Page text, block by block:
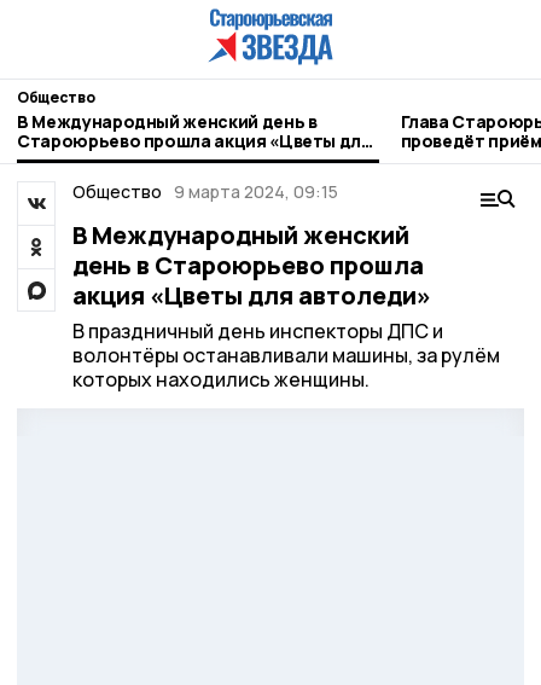
Общество
В Международный женский день в
Староюрьево прошла акция «Цветы для
автоледи»
Глава
проведёт
родных
Общество 9 марта 2024, 09:15
В Международный женский
день в Староюрьево прошла
акция «Цветы для автоледи»
В праздничный день инспекторы ДПС и
волонтёры останавливали машины, за рулём
которых находились женщины.